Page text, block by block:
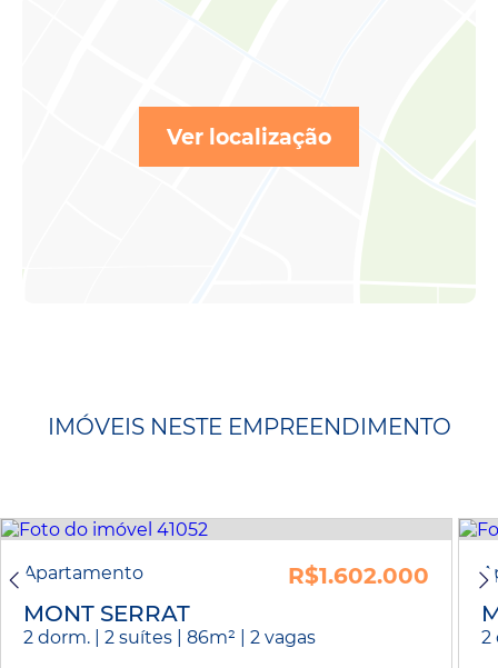
Ver localização
IMÓVEIS NESTE EMPREENDIMENTO
Apartamento
R$1.602.000
MONT SERRAT
2 dorm. | 2 suítes | 86m² | 2 vagas 2